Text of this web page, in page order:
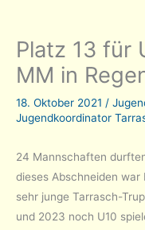
Platz 13 für
MM in
18. Oktober 2021 /
Jugendkoordinator
24 Mannschaften
dieses Abschneiden
sehr junge Tarrasch-
und 2023 noch U10